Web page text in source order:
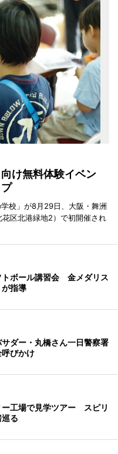
け無料体験イベン
校」が8月29日、大阪・舞洲
区北港緑地2）で初開催され
トボール講習会 金メダリス
が指導
ダー・丸橋さん一日警察署
びかけ
ー工場で見学ツアー スピリ
る